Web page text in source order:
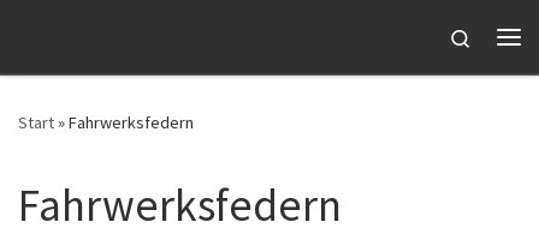
Search
Start»Fahrwerksfedern
Fahrwerksfedern